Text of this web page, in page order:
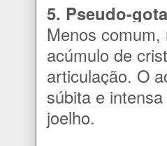
5. Pseudo-gota
Menos
acúmulo de
articulação. O
súbita e
joelho.